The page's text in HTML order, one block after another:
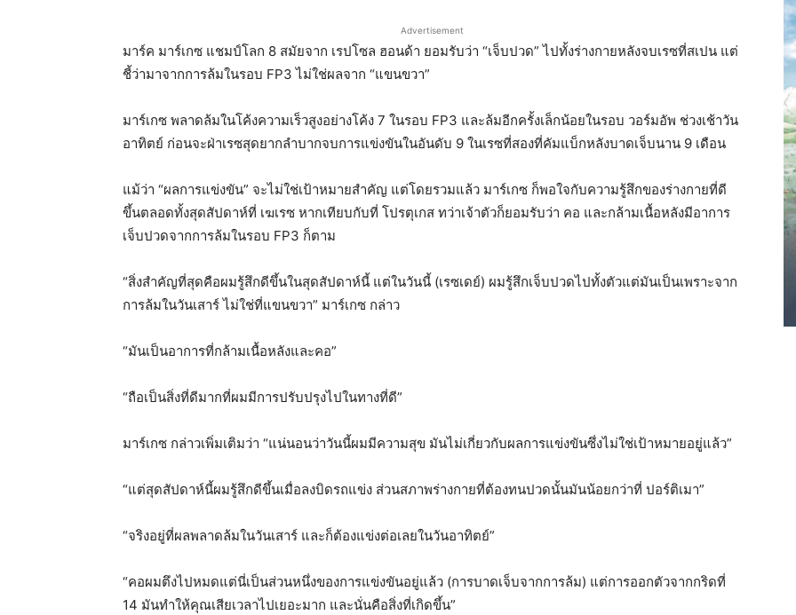
Advertisement
มาร์ค มาร์เกซ แชมป์โลก 8 สมัยจาก เรปโซล ฮอนด้า ยอมรับว่า “เจ็บปวด” ไปทั้งร่างกายหลังจบเรซที่สเปน แต่
ชี้ว่ามาจากการล้มในรอบ FP3 ไม่ใช่ผลจาก “แขนขวา”
มาร์เกซ พลาดล้มในโค้งความเร็วสูงอย่างโค้ง 7 ในรอบ FP3 และล้มอีกครั้งเล็กน้อยในรอบ วอร์มอัพ ช่วงเช้าวัน
อาทิตย์ ก่อนจะฝ่าเรซสุดยากลำบากจบการแข่งขันในอันดับ 9 ในเรซที่สองที่คัมแบ็กหลังบาดเจ็บนาน 9 เดือน
แม้ว่า “ผลการแข่งขัน” จะไม่ใช่เป้าหมายสำคัญ แต่โดยรวมแล้ว มาร์เกซ ก็พอใจกับความรู้สึกของร่างกายที่ดี
ขึ้นตลอดทั้งสุดสัปดาห์ที่ เฆเรซ หากเทียบกับที่ โปรตุเกส ทว่าเจ้าตัวก็ยอมรับว่า คอ และกล้ามเนื้อหลังมีอาการ
เจ็บปวดจากการล้มในรอบ FP3 ก็ตาม
“สิ่งสำคัญที่สุดคือผมรู้สึกดีขึ้นในสุดสัปดาห์นี้ แต่ในวันนี้ (เรซเดย์) ผมรู้สึกเจ็บปวดไปทั้งตัวแต่มันเป็นเพราะจาก
การล้มในวันเสาร์ ไม่ใช่ที่แขนขวา” มาร์เกซ กล่าว
“มันเป็นอาการที่กล้ามเนื้อหลังและคอ”
“ถือเป็นสิ่งที่ดีมากที่ผมมีการปรับปรุงไปในทางที่ดี”
มาร์เกซ กล่าวเพิ่มเติมว่า “แน่นอนว่าวันนี้ผมมีความสุข มันไม่เกี่ยวกับผลการแข่งขันซึ่งไม่ใช่เป้าหมายอยู่แล้ว”
“แต่สุดสัปดาห์นี้ผมรู้สึกดีขึ้นเมื่อลงบิดรถแข่ง ส่วนสภาพร่างกายที่ต้องทนปวดนั้นมันน้อยกว่าที่ ปอร์ติเมา”
“จริงอยู่ที่ผลพลาดล้มในวันเสาร์ และก็ต้องแข่งต่อเลยในวันอาทิตย์”
“คอผมตึงไปหมดแต่นี่เป็นส่วนหนึ่งของการแข่งขันอยู่แล้ว (การบาดเจ็บจากการล้ม) แต่การออกตัวจากกริดที่
14 มันทำให้คุณเสียเวลาไปเยอะมาก และนั่นคือสิ่งที่เกิดขึ้น”